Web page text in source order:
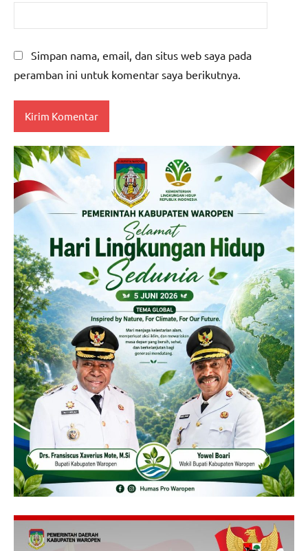
Simpan nama, email, dan situs web saya pada
peramban ini untuk komentar saya berikutnya.